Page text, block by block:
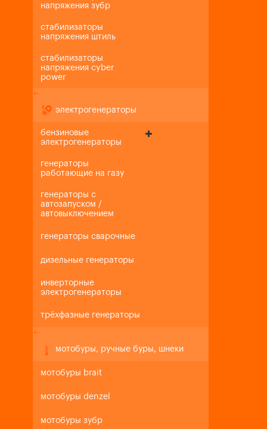
напряжения зубр
стабилизаторы
напряжения штиль
стабилизаторы
напряжения cyber
power
+-
электрогенераторы
бензиновые
электрогенераторы
генераторы
работающие на газу
генераторы с
автозапуском /
автовыключением
генераторы сварочные
дизельные генераторы
инверторные
электрогенераторы
трёхфазные генераторы
+-
мотобуры, ручные буры, шнеки
мотобуры brait
мотобуры denzel
мотобуры зубр